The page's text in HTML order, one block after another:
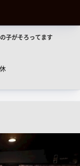
子がそろってます